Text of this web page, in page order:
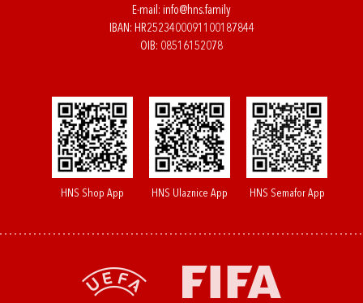
E-mail: info@hns.family
IBAN: HR2523400091100187844
OIB: 08516152078
HNS Shop App HNS Ulaznice App HNS Semafor App